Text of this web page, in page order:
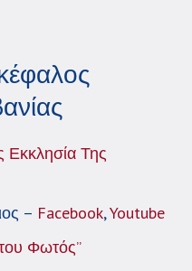
Της
– Facebook,Youtube
Φωτός”